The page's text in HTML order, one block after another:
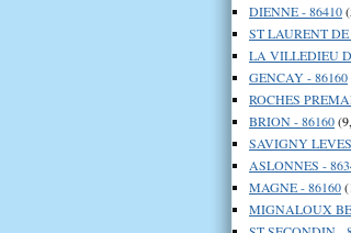
DIENNE - 86410
ST LAURENT
LA VILLEDIEU
GENCAY - 86160
ROCHES
BRION - 86160
SAVIGNY
ASLONNES -
MAGNE - 86160
MIGNALOUX